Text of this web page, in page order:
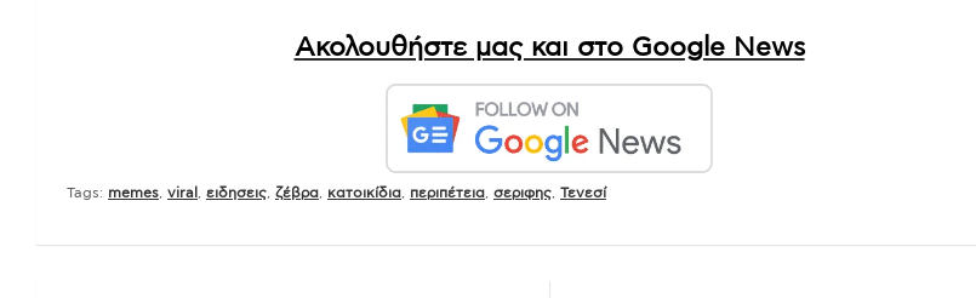
Ακολουθήστε μας και στο Google News
Tags: memes viral ειδησεις ζέβρα κατοικίδια περιπέτεια σεριφης Τενεσί